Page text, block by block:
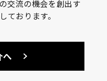
交流の機会を創出す
ております。
へ